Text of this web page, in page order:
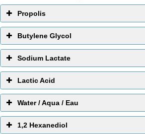
Propolis
Butylene Glycol
Sodium Lactate
Lactic Acid
Water / Aqua / Eau
EWG Score:
1,2 Hexanediol